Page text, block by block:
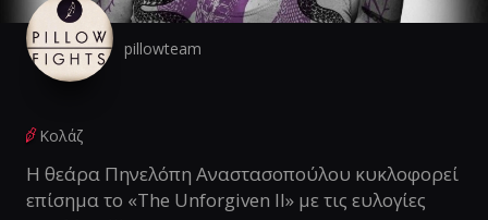
pillowteam
Κολάζ
Η θεάρα Πηνελόπη Αναστασοπούλου κυκλοφορεί
επίσημα το «The Unforgiven II» με τις ευλογίες